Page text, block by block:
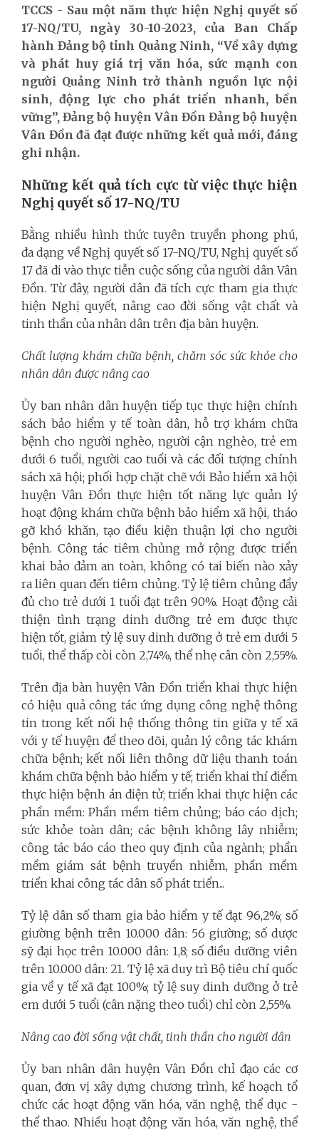
TCCS - Sau một năm thực hiện Nghị quyết số
17-NQ/TU, ngày 30-10-2023, của Ban Chấp
hành Đảng bộ tỉnh Quảng Ninh, “Về xây dựng
và phát huy giá trị văn hóa, sức mạnh con
người Quảng Ninh trở thành nguồn lực nội
sinh, động lực cho phát triển nhanh, bền
vững”, Đảng bộ huyện Vân Đồn Đảng bộ huyện
Vân Đồn đã đạt được những kết quả mới, đáng
ghi nhận.
Những kết quả tích cực từ việc thực hiện
Nghị quyết số 17-NQ/TU
Bằng nhiều hình thức tuyên truyền phong phú,
đa dạng về Nghị quyết số 17-NQ/TU, Nghị quyết số
17 đã đi vào thực tiễn cuộc sống của người dân Vân
Đồn. Từ đây, người dân đã tích cực tham gia thực
hiện Nghị quyết, nâng cao đời sống vật chất và
tinh thần của nhân dân trên địa bàn huyện.
Chất lượng khám chữa bệnh, chăm sóc sức khỏe cho
nhân dân được nâng cao
Ủy ban nhân dân huyện tiếp tục thực hiện chính
sách bảo hiểm y tế toàn dân, hỗ trợ khám chữa
bệnh cho người nghèo, người cận nghèo, trẻ em
dưới 6 tuổi, người cao tuổi và các đối tượng chính
sách xã hội; phối hợp chặt chẽ với Bảo hiểm xã hội
huyện Vân Đồn thực hiện tốt năng lực quản lý
hoạt động khám chữa bệnh bảo hiểm xã hội, tháo
gỡ khó khăn, tạo điều kiện thuận lợi cho người
bệnh. Công tác tiêm chủng mở rộng được triển
khai bảo đảm an toàn, không có tai biến nào xảy
ra liên quan đến tiêm chủng. Tỷ lệ tiêm chủng đầy
đủ cho trẻ dưới 1 tuổi đạt trên 90%. Hoạt động cải
thiện tình trạng dinh dưỡng trẻ em được thực
hiện tốt, giảm tỷ lệ suy dinh dưỡng ở trẻ em dưới 5
tuổi, thể thấp còi còn 2,74%, thể nhẹ cân còn 2,55%.
Trên địa bàn huyện Vân Đồn triển khai thực hiện
có hiệu quả công tác ứng dụng công nghệ thông
tin trong kết nối hệ thống thông tin giữa y tế xã
với y tế huyện để theo dõi, quản lý công tác khám
chữa bệnh; kết nối liên thông dữ liệu thanh toán
khám chữa bệnh bảo hiểm y tế; triển khai thí điểm
thực hiện bệnh án điện tử; triển khai thực hiện các
phần mềm: Phần mềm tiêm chủng; báo cáo dịch;
sức khỏe toàn dân; các bệnh không lây nhiễm;
công tác báo cáo theo quy định của ngành; phần
mềm giám sát bệnh truyền nhiễm, phần mềm
triển khai công tác dân số phát triển...
Tỷ lệ dân số tham gia bảo hiểm y tế đạt 96,2%; số
giường bệnh trên 10.000 dân: 56 giường; số dược
sỹ đại học trên 10.000 dân: 1,8; số điều dưỡng viên
trên 10.000 dân: 21. Tỷ lệ xã duy trì Bộ tiêu chí quốc
gia về y tế xã đạt 100%; tỷ lệ suy dinh dưỡng ở trẻ
em dưới 5 tuổi (cân nặng theo tuổi) chỉ còn 2,55%.
Nâng cao đời sống vật chất, tinh thần cho người dân
Ủy ban nhân dân huyện Vân Đồn chỉ đạo các cơ
quan, đơn vị xây dựng chương trình, kế hoạch tổ
chức các hoạt động văn hóa, văn nghệ, thể dục -
thể thao. Nhiều hoạt động văn hóa, văn nghệ, thể